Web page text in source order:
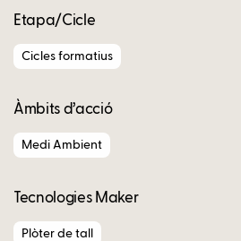
Etapa/Cicle
Cicles formatius
Àmbits d’acció
Medi Ambient
Tecnologies Maker
Plòter de tall